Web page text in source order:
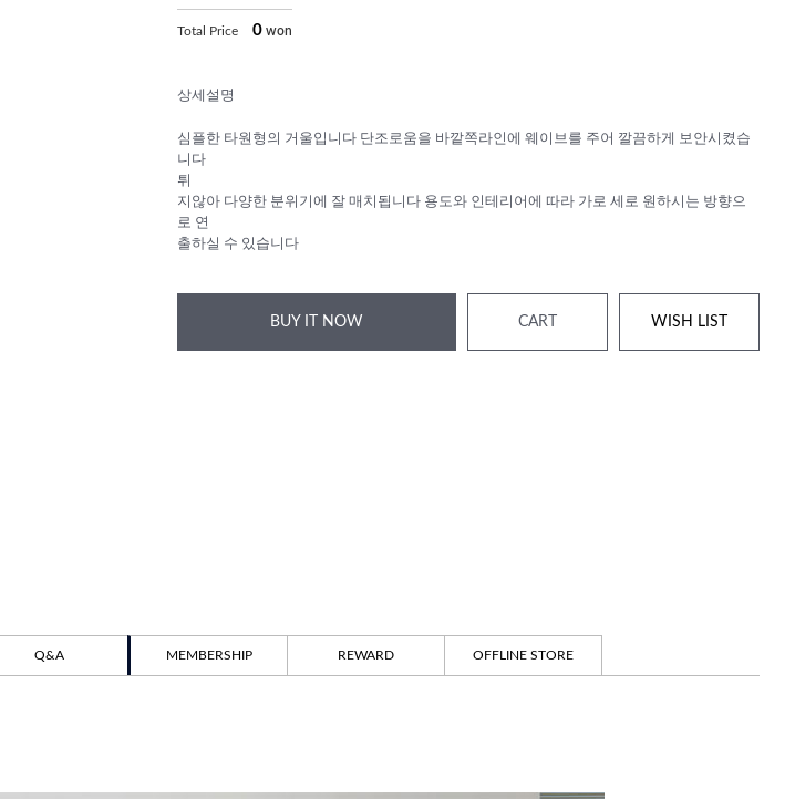
Total Price 0 won
상세설명
심플한 타원형의 거울입니다 단조로움을 바깥쪽라인에 웨이브를 주어 깔끔하게 보안시켰습
니다
튀
지않아 다양한 분위기에 잘 매치됩니다 용도와 인테리어에 따라 가로 세로 원하시는 방향으
로 연
출하실 수 있습니다
BUY IT NOW CART WISH LIST
Q&A MEMBERSHIP REWARD OFFLINE STORE